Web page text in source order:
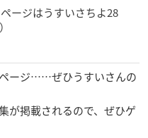
ージはうすいさちよ28
ージ……ぜひうすいさんの
が掲載されるので、ぜひゲ